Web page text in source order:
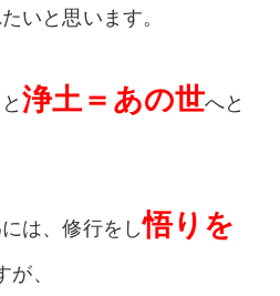
いと思います。
浄土＝あの世へと
は、修行をし悟りを
、